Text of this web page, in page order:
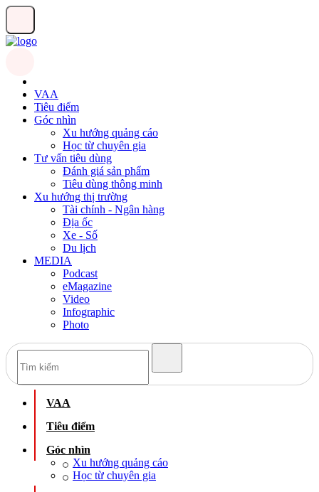
VAA
Tiêu điểm
Góc nhìn
Xu hướng quảng cáo
Học từ chuyên gia
Tư vấn tiêu dùng
Đánh giá sản phẩm
Tiêu dùng thông minh
Xu hướng thị trường
Tài chính - Ngân hàng
Địa ốc
Xe - Số
Du lịch
MEDIA
Podcast
eMagazine
Video
Infographic
Photo
VAA
Tiêu điểm
Góc nhìn
Xu hướng quảng cáo
Học từ chuyên gia